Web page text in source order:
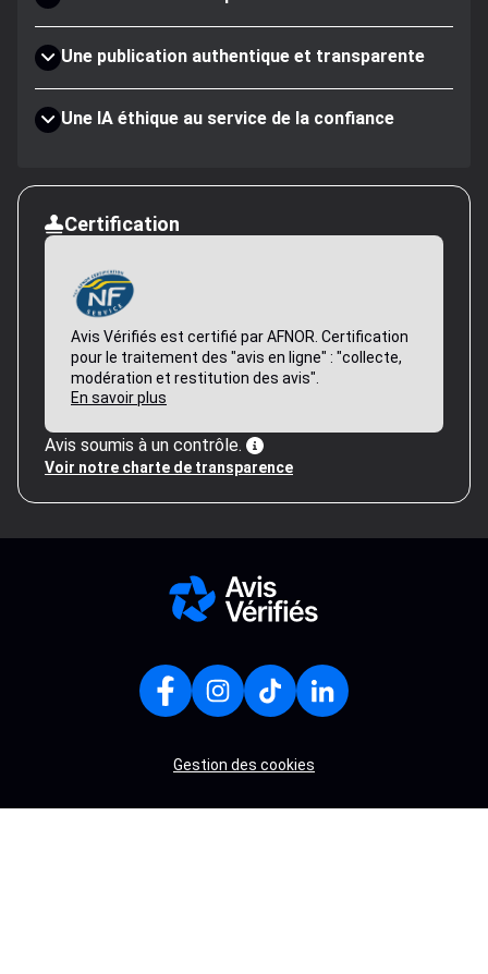
Une publication authentique et transparente
Une IA éthique au service de la confiance
Certification
Avis Vérifiés est certifié par AFNOR. Certification
pour le traitement des "avis en ligne" : "collecte,
modération et restitution des avis".
En savoir plus
Avis soumis à un contrôle.
Voir notre charte de transparence
Gestion des cookies